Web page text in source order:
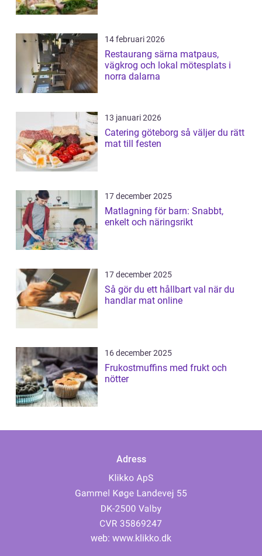
14 februari 2026
Restaurang särna matpaus,
vägkrog och lokal mötesplats i
norra dalarna
13 januari 2026
Catering göteborg så väljer du rätt
mat till festen
17 december 2025
Matlagning för barn: Snabbt,
enkelt och näringsrikt
17 december 2025
Så gör du ett hållbart val när du
handlar mat online
16 december 2025
Frukostmuffins med frukt och
nötter
Adress
web: www.klikko.dk